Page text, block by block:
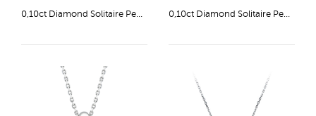
0,10ct Diamond Solitaire Pendant 0,10ct Diamond Solitaire Pendant